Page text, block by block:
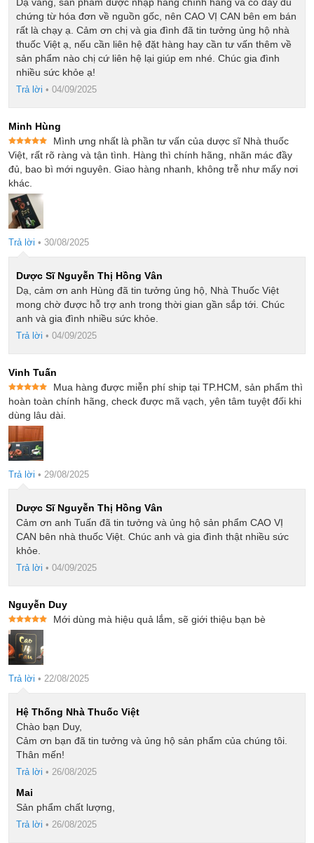
chứng từ hóa đơn về nguồn gốc, nên CAO VỊ CAN bên em bán
rất là chạy ạ. Cảm ơn chị và gia đình đã tin tưởng ủng hộ nhà
thuốc Việt ạ, nếu cần liên hệ đặt hàng hay cần tư vấn thêm về
sản phẩm nào chị cứ liên hệ lại giúp em nhé. Chúc gia đình
nhiều sức khỏe ạ!
Trả lời • 04/09/2025
Minh Hùng
Được xếp
hạng 55
sao
Mình ưng nhất là phần tư vấn của dược sĩ Nhà thuốc
Việt, rất rõ ràng và tận tình. Hàng thì chính hãng, nhãn mác đầy
đủ, bao bì mới nguyên. Giao hàng nhanh, không trễ như mấy nơi
khác.
Trả lời • 30/08/2025
Dược Sĩ Nguyễn Thị Hồng Vân
Dạ, cảm ơn anh Hùng đã tin tưởng ủng hộ, Nhà Thuốc Việt
mong chờ được hỗ trợ anh trong thời gian gần sắp tới. Chúc
anh và gia đình nhiều sức khỏe.
Trả lời • 04/09/2025
Vinh Tuấn
Được xếp
hạng5 5
sao
Mua hàng được miễn phí ship tại TP.HCM, sản phẩm thì
hoàn toàn chính hãng, check được mã vạch, yên tâm tuyệt đối khi
dùng lâu dài.
Trả lời • 29/08/2025
Dược Sĩ Nguyễn Thị Hồng Vân
Cảm ơn anh Tuấn đã tin tưởng và ủng hộ sản phẩm CAO VỊ
CAN bên nhà thuốc Việt. Chúc anh và gia đình thật nhiều sức
khỏe.
Trả lời • 04/09/2025
Nguyễn Duy
Được xếp
hạng5 5
sao
Mới dùng mà hiệu quả lắm, sẽ giới thiệu bạn bè
Trả lời • 22/08/2025
Hệ Thống Nhà Thuốc Việt
Chào bạn Duy,
Cảm ơn bạn đã tin tưởng và ủng hộ sản phẩm của chúng tôi.
Thân mến!
Trả lời • 26/08/2025
Mai
Sản phẩm chất lượng,
Trả lời • 26/08/2025